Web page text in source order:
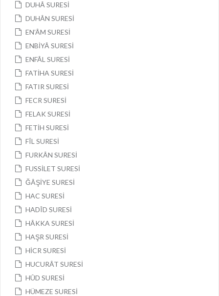
DUHÂ SURESİ
DUHÂN SURESİ
EN’ÂM SURESİ
ENBİYÂ SURESİ
ENFÂL SURESİ
FATİHA SURESİ
FATIR SURESİ
FECR SURESİ
FELAK SURESİ
FETİH SURESİ
FÎL SURESİ
FURKÂN SURESİ
FUSSİLET SURESİ
ĞÂŞİYE SURESİ
HAC SURESİ
HADÎD SURESİ
HÂKKA SURESİ
HAŞR SURESİ
HİCR SURESİ
HUCURÂT SURESİ
HÛD SURESİ
HÜMEZE SURESİ